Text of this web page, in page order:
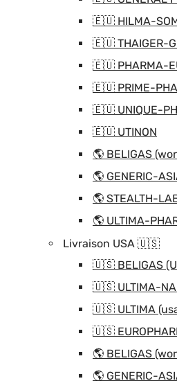
🇪🇺 HILMA-
🇪🇺 THAIGER-
🇪🇺 PHARMA-
🇪🇺 PRIME-
🇪🇺 UNIQUE-
🇪🇺 UTINON
🌎 BELIGAS
🌎 GENERIC-
🌎 STEALTH-
🌎 ULTIMA-
Livraison USA 🇺🇸
🇺🇸 BELIGAS
🇺🇸 ULTIMA-
🇺🇸 ULTIMA
🇺🇸
🌎 BELIGAS
🌎 GENERIC-